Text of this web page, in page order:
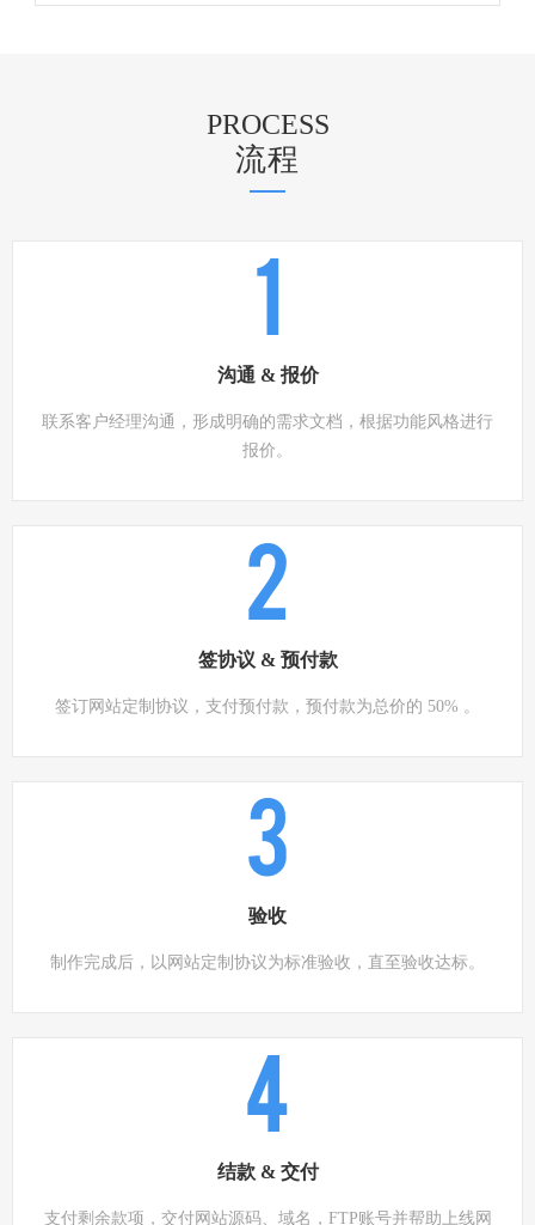
PROCESS
流程
沟通 & 报价
联系客户经理沟通，形成明确的需求文档，根据功能风格进行
报价。
2
签协议 & 预付款
签订网站定制协议，支付预付款，预付款为总价的 50% 。
3
验收
制作完成后，以网站定制协议为标准验收，直至验收达标。
4
结款 & 交付
支付剩余款项，交付网站源码、域名，FTP账号并帮助上线网